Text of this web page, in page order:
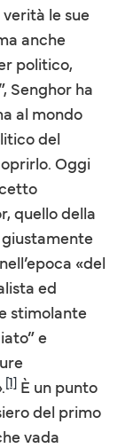
le sue
anche
politico,
Senghor ha
al mondo
del
Oggi
quello della
giustamente
«del
ed
stimolante
e
[1] È un punto
del primo
vada